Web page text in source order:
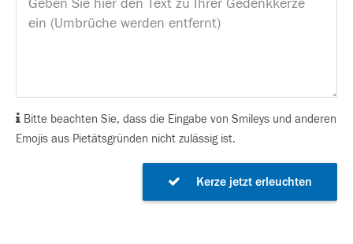
Bitte beachten Sie, dass die Eingabe von Smileys und anderen
Emojis aus Pietätsgründen nicht zulässig ist.
Kerze jetzt erleuchten